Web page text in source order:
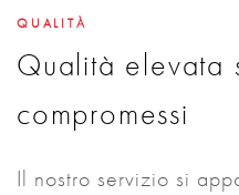
QUALITÀ
Qualità elevata
compromessi
Il nostro servizio si